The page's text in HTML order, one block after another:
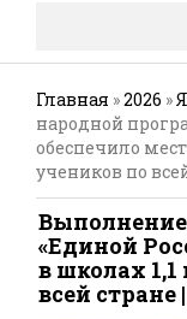
Главная »2026 »
народной
обеспечило
учеников по
«Единой
в школах
всей стране